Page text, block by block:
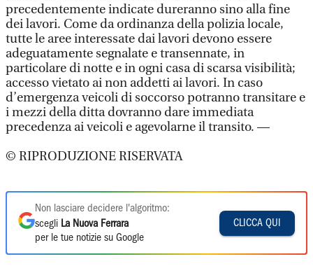
precedentemente indicate dureranno sino alla fine
dei lavori. Come da ordinanza della polizia locale,
tutte le aree interessate dai lavori devono essere
adeguatamente segnalate e transennate, in
particolare di notte e in ogni casa di scarsa visibilità;
accesso vietato ai non addetti ai lavori. In caso
d’emergenza veicoli di soccorso potranno transitare e
i mezzi della ditta dovranno dare immediata
precedenza ai veicoli e agevolarne il transito. —
© RIPRODUZIONE RISERVATA
Non lasciare decidere l'algoritmo:
scegli La Nuova Ferrara
per le tue notizie su Google
CLICCA QUI